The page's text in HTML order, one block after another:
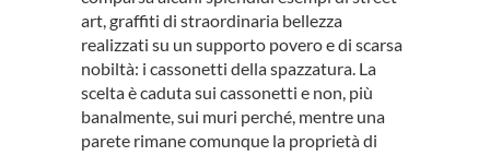
art, graffiti di straordinaria bellezza
realizzati su un supporto povero e di scarsa
nobiltà: i cassonetti della spazzatura. La
scelta è caduta sui cassonetti e non, più
banalmente, sui muri perché, mentre una
parete rimane comunque la proprietà di